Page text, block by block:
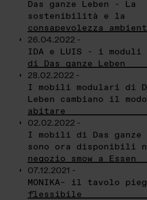
Das ganze Leben - La
sostenibilità e la
consapevolezza
26.04.2022 -
IDA e LUIS - i moduli
di Das ganze Leben
28.02.2022 -
I mobili modulari di
Leben cambiano il
abitare
02.02.2022 -
I mobili di Das ganze
sono ora disponibili
negozio smow a Essen
07.12.2021 -
MONIKA– il tavolo
flessibile